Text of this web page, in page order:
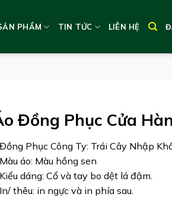
PHẨM TIN TỨC LIÊN HỆ
Đồng Phục Cửa
Phục Công Ty: Trái Cây Nhập
áo: Màu hồng sen
dáng: Cổ và tay bo dệt lá đậm.
thêu: in ngực và in phía sau.